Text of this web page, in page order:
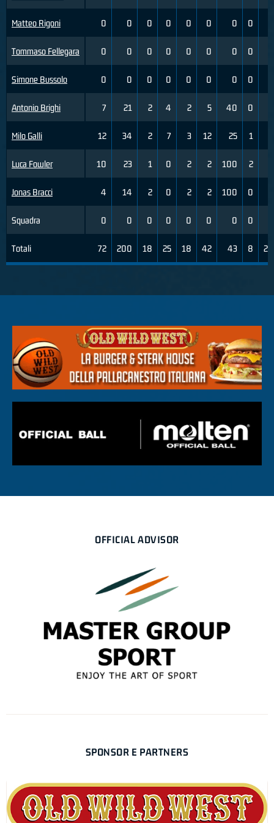
Matteo Rigoni
Tommaso Fellegara
Simone Bussolo
Antonio Brighi
Milo Galli
Luca Fowler
Jonas Bracci
Squadra
Totali
0 0 0 0 0 0 0 0
0 0 0 0 0 0 0 0
0 0 0 0 0 0 0 0
7 21 2 4 2 5 40 0
12 34 2 7 3 12 25 1
10 23 1 0 2 2 100 2
4 14 2 0 2 2 100 0
0 0 0 0 0 0 0 0
72 200 18 25 18 42 43 8 24
OFFICIAL ADVISOR
SPONSOR E PARTNERS